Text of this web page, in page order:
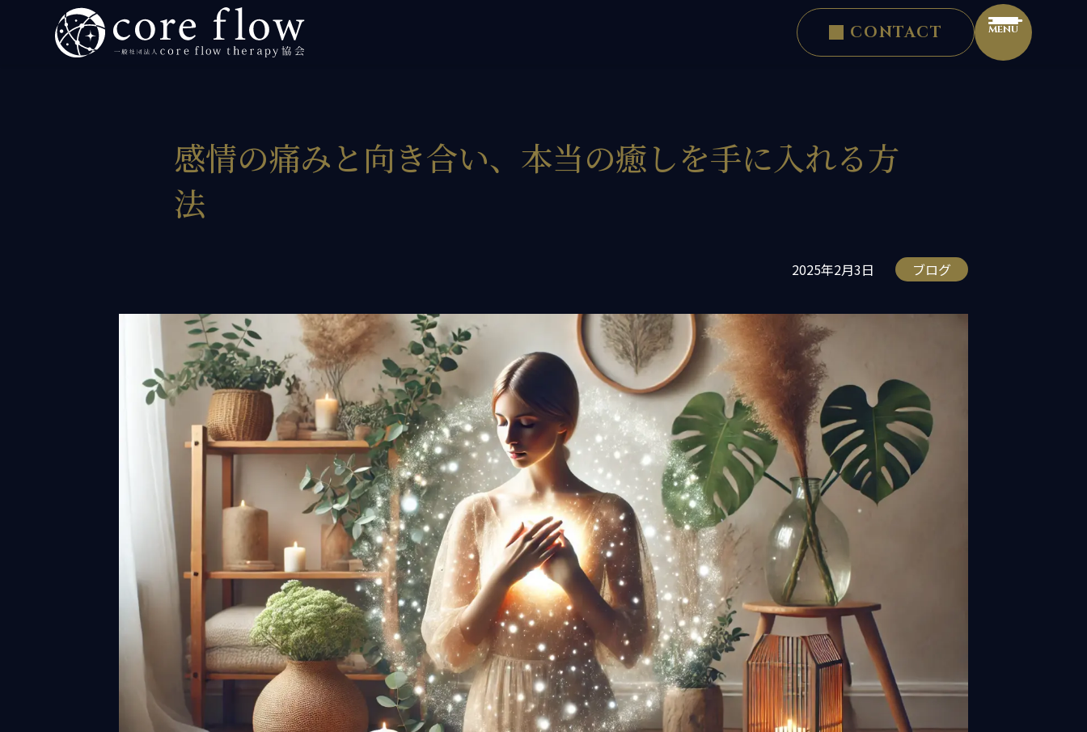
ヒーラー イベント・スクールなら「一般社団法人 core flow therapy協会」 CONTACT
SOULSELF講座
お知らせ
プロフィール
協会認定ヒーラー
お問い合わせ
会社概要
プライバシーポリシー
特定商取引法に基づく表記
感情の痛みと向き合い、本当の癒しを手に入れる方
法
2025年2月3日 ブログ